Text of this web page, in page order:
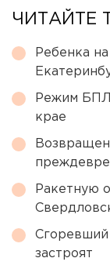
ЧИТАЙТЕ
Ребенка
Режим
крае
Ракетную
Сгоревший
застроят